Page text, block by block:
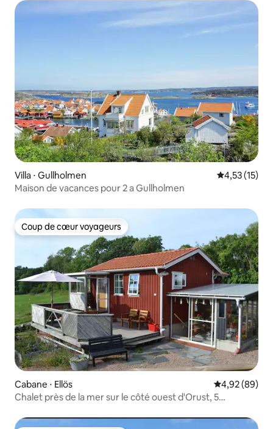
Villa ⋅ Gullholmen Évaluation
4,53 (15)
Maison de vacances pour 2 a Gullholmen
Coup de cœur voyageurs
Coup de cœur voyageurs
Cabane ⋅ Ellös Évaluation
4,92 (89)
Chalet près de la mer sur le côté ouest d'Orust, 5